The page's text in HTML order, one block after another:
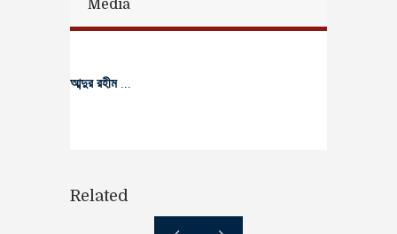
Media
আব্দুর রহীম...
Related